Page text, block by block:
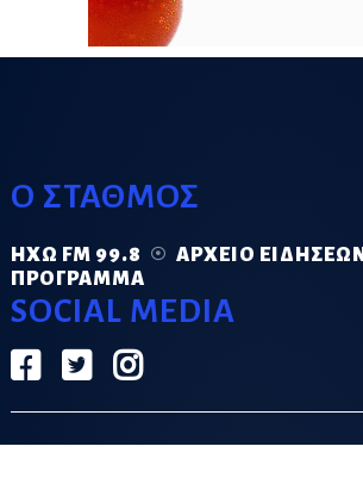
Ο ΣΤΑΘΜΟΣ
ΗΧΏ FM 99.8
ΑΡΧΕΊΟ ΕΙΔΉΣΕΩΝ
ΠΡΌΓΡΑΜΜΑ
SOCIAL MEDIA